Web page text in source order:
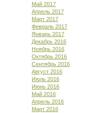
Май 2017
Апрель 2017
Март 2017
Февраль 2017
Январь 2017
Декабрь 2016
Ноябрь 2016
Октябрь 2016
Сентябрь 2016
Август 2016
Июль 2016
Июнь 2016
Май 2016
Апрель 2016
Март 2016